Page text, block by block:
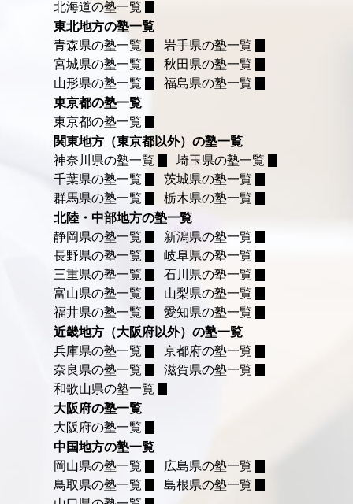
北海道の塾一覧
東北地方の塾一覧
青森県の塾一覧
岩手県の塾一覧
宮城県の塾一覧
秋田県の塾一覧
山形県の塾一覧
福島県の塾一覧
東京都の塾一覧
東京都の塾一覧
関東地方（東京都以外）の塾一覧
神奈川県の塾一覧
埼玉県の塾一覧
千葉県の塾一覧
茨城県の塾一覧
群馬県の塾一覧
栃木県の塾一覧
北陸・中部地方の塾一覧
静岡県の塾一覧
新潟県の塾一覧
長野県の塾一覧
岐阜県の塾一覧
三重県の塾一覧
石川県の塾一覧
富山県の塾一覧
山梨県の塾一覧
福井県の塾一覧
愛知県の塾一覧
近畿地方（大阪府以外）の塾一覧
兵庫県の塾一覧
京都府の塾一覧
奈良県の塾一覧
滋賀県の塾一覧
和歌山県の塾一覧
大阪府の塾一覧
大阪府の塾一覧
中国地方の塾一覧
岡山県の塾一覧
広島県の塾一覧
鳥取県の塾一覧
島根県の塾一覧